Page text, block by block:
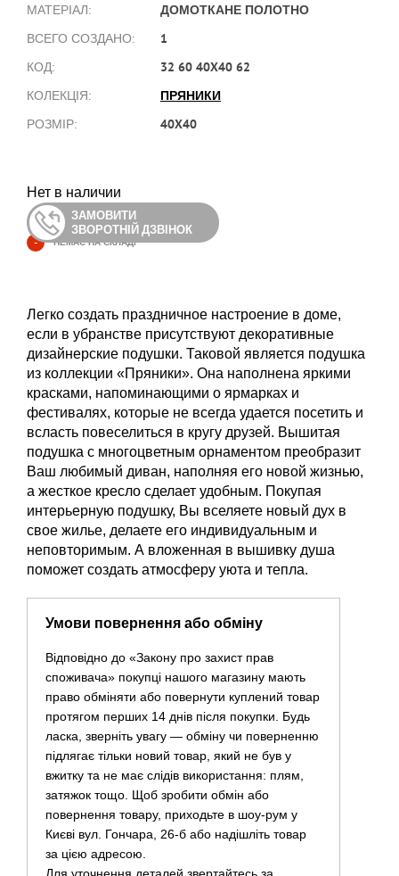
МАТЕРІАЛ: ДОМОТКАНЕ ПОЛОТНО
ВСЕГО СОЗДАНО: 1
КОД: 32 60 40X40 62
КОЛЕКЦІЯ: ПРЯНИКИ
РОЗМІР: 40X40
Нет в наличии
ЗАМОВИТИ
ЗВОРОТНІЙ ДЗВІНОК
- НЕМАЄ НА СКЛАДІ
Легко создать праздничное настроение в доме,
если в убранстве присутствуют декоративные
дизайнерские подушки. Таковой является подушка
из коллекции «Пряники». Она наполнена яркими
красками, напоминающими о ярмарках и
фестивалях, которые не всегда удается посетить и
всласть повеселиться в кругу друзей. Вышитая
подушка с многоцветным орнаментом преобразит
Ваш любимый диван, наполняя его новой жизнью,
а жесткое кресло сделает удобным. Покупая
интерьерную подушку, Вы вселяете новый дух в
свое жилье, делаете его индивидуальным и
неповторимым. А вложенная в вышивку душа
поможет создать атмосферу уюта и тепла.
Умови повернення або обміну
Відповідно до «Закону про захист прав
споживача» покупці нашого магазину мають
право обміняти або повернути куплений товар
протягом перших 14 днів після покупки. Будь
ласка, зверніть увагу — обміну чи поверненню
підлягає тільки новий товар, який не був у
вжитку та не має слідів використання: плям,
затяжок тощо. Щоб зробити обмін або
повернення товару, приходьте в шоу-рум у
Києві вул. Гончара, 26-б або надішліть товар
за цією адресою.
Для уточнення деталей звертайтесь за